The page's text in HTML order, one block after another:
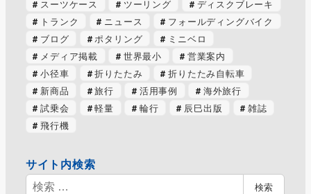
スーツケース
ツーリング
ディスクブレーキ
トランク
ニュース
フォールディングバイク
ブログ
ポタリング
ミニベロ
メディア掲載
世界最小
営業案内
小径車
折りたたみ
折りたたみ自転車
新商品
旅行 活用事例
海外旅行
試乗会
軽量 輪行 辰巳出版
雑誌
飛行機
サイト内検索
検
検索